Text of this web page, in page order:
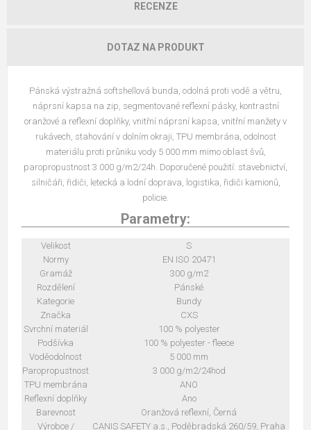
RECENZE
DOTAZ NA PRODUKT
Pánská výstražná softshellová bunda, odolná proti vodě a větru,
náprsní kapsa na zip, segmentované reflexní pásky, kontrastní
oranžové a reflexní doplňky, vnitřní náprsní kapsa, vnitřní manžety v
rukávech, stahování v dolním okraji, TPU membrána, odolnost
materiálu proti průniku vody 5 000 mm mimo oblast švů,
paropropustnost 3 000 g/m2/24h. Doporučené použití: stavebnictví,
silničáři, řidiči, letecká a lodní doprava, logistika, řidiči kamionů,
policie.
Parametry:
Velikost
S
Normy
EN ISO 20471
Gramáž
300 g/m2
Rozdělení
Pánské
Kategorie
Bundy
Značka
CXS
Svrchní materiál
100 % polyester
Podšívka
100 % polyester - fleece
Voděodolnost
5 000 mm
Paropropustnost
3 000 g/m2/24hod
TPU membrána
ANO
Reflexní doplňky
Ano
Barevnost
Oranžová reflexní, Černá
Výrobce /
CANIS SAFETY a.s., Poděbradská 260/59, Praha